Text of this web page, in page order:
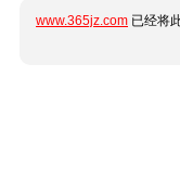
www.365jz.com 已经将